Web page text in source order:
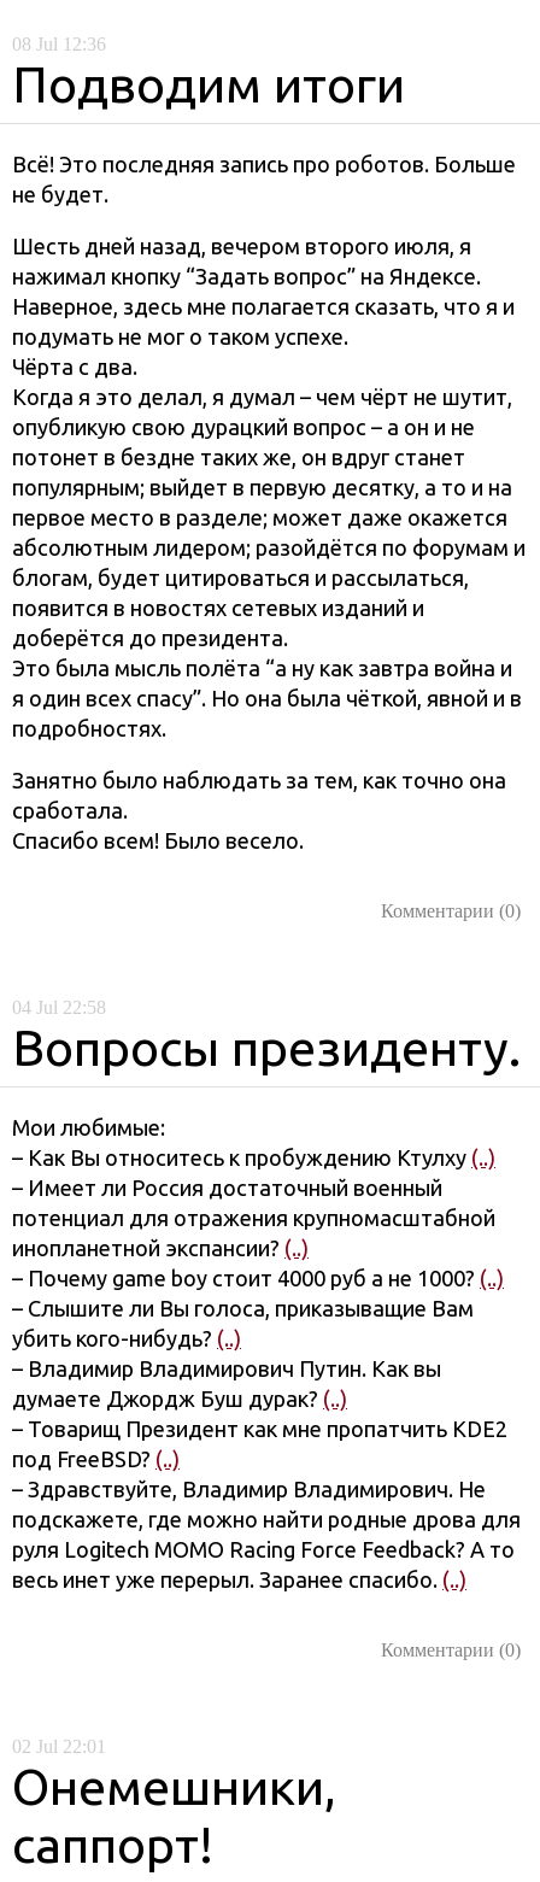
08 Jul 12:36
Подводим итоги
Всё! Это последняя запись про роботов. Больше
не будет.
Шесть дней назад, вечером второго июля, я
нажимал кнопку “Задать вопрос” на Яндексе.
Наверное, здесь мне полагается сказать, что я и
подумать не мог о таком успехе.
Чёрта с два.
Когда я это делал, я думал – чем чёрт не шутит,
опубликую свою дурацкий вопрос – а он и не
потонет в бездне таких же, он вдруг станет
популярным; выйдет в первую десятку, а то и на
первое место в разделе; может даже окажется
абсолютным лидером; разойдётся по форумам и
блогам, будет цитироваться и рассылаться,
появится в новостях сетевых изданий и
доберётся до президента.
Это была мысль полёта “а ну как завтра война и
я один всех спасу”. Но она была чёткой, явной и в
подробностях.
Занятно было наблюдать за тем, как точно она
сработала.
Спасибо всем! Было весело.
Комментарии (0)
04 Jul 22:58
Вопросы президенту.
Мои любимые:
– Как Вы относитесь к пробуждению Ктулху (..)
– Имеет ли Россия достаточный военный
потенциал для отражения крупномасштабной
инопланетной экспансии? (..)
– Почему game boy стоит 4000 руб а не 1000? (..)
– Слышите ли Вы голоса, приказыващие Вам
убить кого-нибудь? (..)
– Владимир Владимирович Путин. Как вы
думаете Джордж Буш дурак? (..)
– Товарищ Президент как мне пропатчить KDE2
под FreeBSD? (..)
– Здравствуйте, Владимир Владимирович. Не
подскажете, где можно найти родные дрова для
руля Logitech MOMO Racing Force Feedback? А то
весь инет уже перерыл. Заранее спасибо. (..)
Комментарии (0)
02 Jul 22:01
Онемешники,
саппорт!